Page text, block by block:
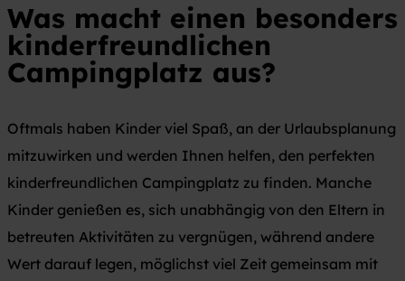
Was macht einen besonders
kinderfreundlichen
Campingplatz aus?
Oftmals haben Kinder viel Spaß, an der Urlaubsplanung
mitzuwirken und werden Ihnen helfen, den perfekten
kinderfreundlichen Campingplatz zu finden. Manche
Kinder genießen es, sich unabhängig von den Eltern in
betreuten Aktivitäten zu vergnügen, während andere
Wert darauf legen, möglichst viel Zeit gemeinsam mit